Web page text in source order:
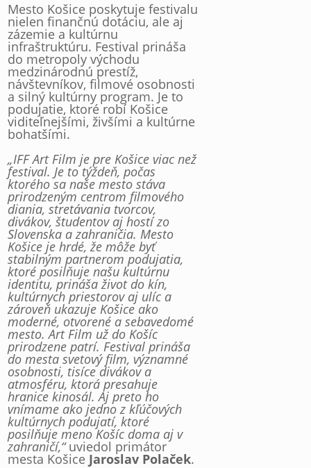
Mesto Košice poskytuje festivalu
nielen finančnú dotáciu, ale aj
zázemie a kultúrnu
infraštruktúru. Festival prináša
do metropoly východu
medzinárodnú prestíž,
návštevníkov, filmové osobnosti
a silný kultúrny program. Je to
podujatie, ktoré robí Košice
viditeľnejšími, živšími a kultúrne
bohatšími.
„IFF Art Film je pre Košice viac než
festival. Je to týždeň, počas
ktorého sa naše mesto stáva
prirodzeným centrom filmového
diania, stretávania tvorcov,
divákov, študentov aj hostí zo
Slovenska a zahraničia. Mesto
Košice je hrdé, že môže byť
stabilným partnerom podujatia,
ktoré posilňuje našu kultúrnu
identitu, prináša život do kín,
kultúrnych priestorov aj ulíc a
zároveň ukazuje Košice ako
moderné, otvorené a sebavedomé
mesto. Art Film už do Košíc
prirodzene patrí. Festival prináša
do mesta svetový film, významné
osobnosti, tisíce divákov a
atmosféru, ktorá presahuje
hranice kinosál. Aj preto ho
vnímame ako jedno z kľúčových
kultúrnych podujatí, ktoré
posilňuje meno Košíc doma aj v
zahraničí,“uviedol primátor
mesta Košice Jaroslav Polaček.